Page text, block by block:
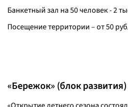
Банкетный зал на 50 человек - 2
Посещение территории – от 50
«Бережок» (блок развития)